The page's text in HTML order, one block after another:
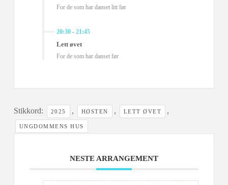
For de som har danset litt før
20:30- 21:45
Lett øvet
For de som har danset før
Stikkord: 2025 , HØSTEN , LETT ØVET ,
UNGDOMMENS HUS
NESTE ARRANGEMENT